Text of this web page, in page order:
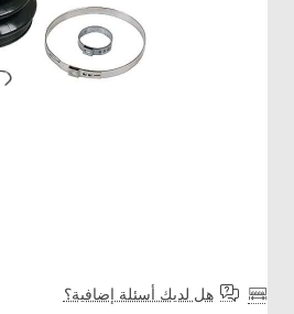
هل لديك أسئلة إضافية؟